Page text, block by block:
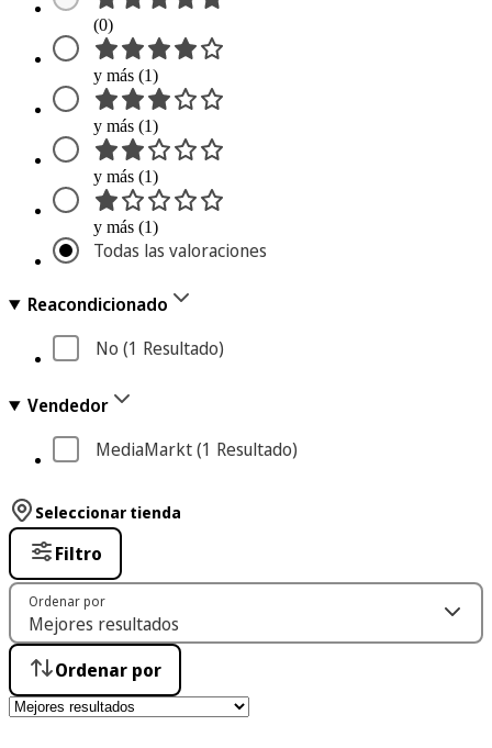
(0)
y más (1)
y más (1)
y más (1)
y más (1)
Todas las valoraciones
Reacondicionado
No (1 Resultado)
Vendedor
MediaMarkt (1 Resultado)
Seleccionar tienda
Filtro
Ordenar por
Ordenar por